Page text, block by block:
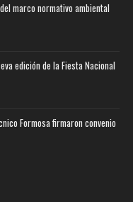
marco normativo ambiental
edición de la Fiesta Nacional
Formosa firmaron convenio